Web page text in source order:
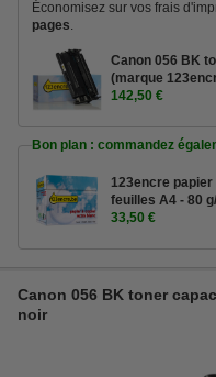
Économisez sur vos frais
pages.
Canon 056 BK
(marque
142,50 €
Bon plan : commandez
123encre
feuilles A4 - 80
33,50 €
Canon 056 BK toner
noir